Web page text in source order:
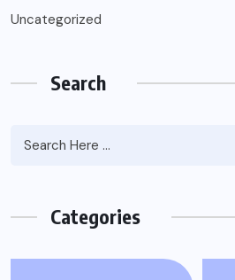
Uncategorized
Search
Categories